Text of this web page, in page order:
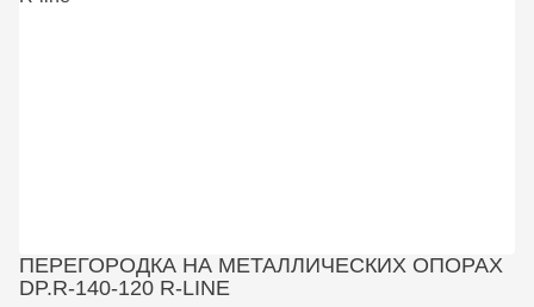
ПЕРЕГОРОДКА НА МЕТАЛЛИЧЕСКИХ ОПОРАХ
DP.R-140-120 R-LINE